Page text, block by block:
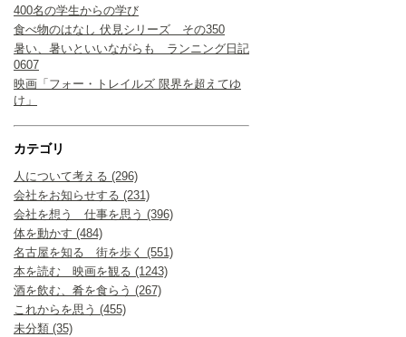
400名の学生からの学び
食べ物のはなし 伏見シリーズ その350
暑い、暑いといいながらも ランニング日記
0607
映画「フォー・トレイルズ 限界を超えてゆ
け」
カテゴリ
人について考える (296)
会社をお知らせする (231)
会社を想う 仕事を思う (396)
体を動かす (484)
名古屋を知る 街を歩く (551)
本を読む 映画を観る (1243)
酒を飲む、肴を食らう (267)
これからを思う (455)
未分類 (35)